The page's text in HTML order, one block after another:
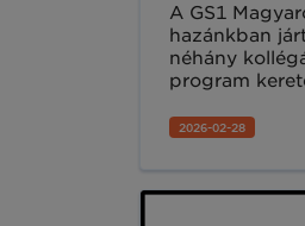
A GS1
hazánkban
néhány
program
felfedezzék,
2026-02-28